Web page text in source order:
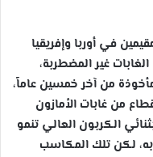
في أوربا وإفريقيا
غير المضطربة،
مأخوذة من آخر خمسين عاماً،
تلك البيانات مع أكثر من 300 قطاع من غابات الأمازون
الكربون العالي تنمو
به، لكن تلك المكاسب